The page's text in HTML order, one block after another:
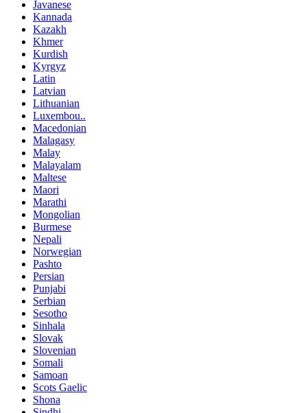
Javanese
Kannada
Kazakh
Khmer
Kurdish
Kyrgyz
Latin
Latvian
Lithuanian
Luxembou..
Macedonian
Malagasy
Malay
Malayalam
Maltese
Maori
Marathi
Mongolian
Burmese
Nepali
Norwegian
Pashto
Persian
Punjabi
Serbian
Sesotho
Sinhala
Slovak
Slovenian
Somali
Samoan
Scots Gaelic
Shona